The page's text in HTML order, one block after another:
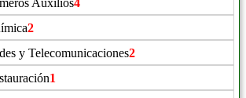
Auxilios4
2
y Telecomunicaciones2
1